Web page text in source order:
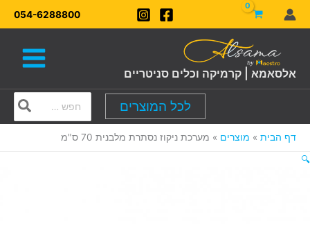
דילוג
לתוכן
054-6288800
אלסאמא | קרמיקה וכלים סניטריים
לכל המוצרים
for:
דף הבית מוצרים
מערכת ניקוז נסתרת מלבנית 70 ס"מ
🔍